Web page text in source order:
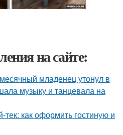
на сайте:
младенец утонул в
музыку и танцевала на
как оформить гостиную и